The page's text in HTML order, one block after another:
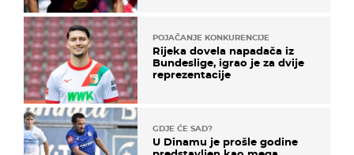
POJAČANJE KONKURENCIJE
Rijeka dovela napadača iz
Bundeslige, igrao je za dvije
reprezentacije
GDJE ĆE SAD?
U Dinamu je prošle godine